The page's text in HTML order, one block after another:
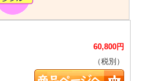
60,800円
（税別）